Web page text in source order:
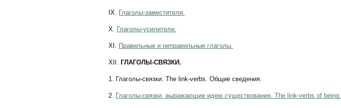
IX. Глаголы-заместители.
X. Глаголы-усилители.
XI. Правильные и неправильные глаголы.
XII. ГЛАГОЛЫ-СВЯЗКИ.
1. Глаголы-связки. The link-verbs. Общие сведения.
2. Глаголы-связки, выражающие идею существования. The link-verbs of being.